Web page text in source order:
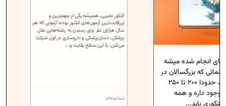
شده میشه
بزرگسالان در
هر دقیقه می‌تونن بخونن، حدودا 200 تا 250
و همه
باید...
کنکور تجربی، همیشه یکی از مهم‌ترین و
پُررقابت‌ترین آزمون‌های کشور بوده؛ آزمونی که هر
سال هزاران نفر برای رسیدن به رشته‌هایی مثل
پزشکی، دندان‌پزشکی و داروسازی در اون شرکت
می‌کنن. با این سطح رقابت و...